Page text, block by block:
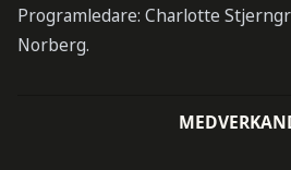
Programledare: Charlotte
Norberg.